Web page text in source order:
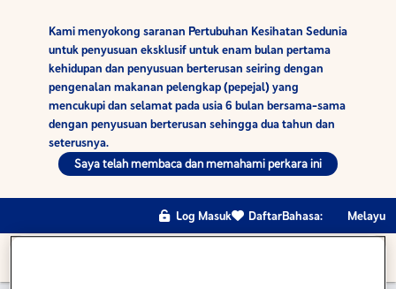
Kami menyokong saranan Pertubuhan Kesihatan Sedunia
untuk penyusuan eksklusif untuk enam bulan pertama
kehidupan dan penyusuan berterusan seiring dengan
pengenalan makanan pelengkap (pepejal) yang
mencukupi dan selamat pada usia 6 bulan bersama-sama
dengan penyusuan berterusan sehingga dua tahun dan
seterusnya.
Saya telah membaca dan memahami perkara ini
Log Masuk DaftarBahasa: Melayu